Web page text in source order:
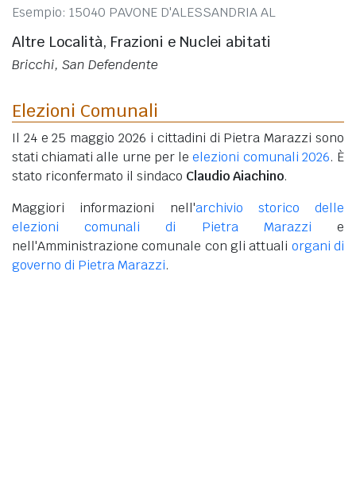
Esempio: 15040 PAVONE D'ALESSANDRIA AL
Altre Località, Frazioni e Nuclei abitati
Bricchi, San Defendente
Elezioni Comunali
Il 24 e 25 maggio 2026 i cittadini di Pietra Marazzi sono
stati chiamati alle urne per leelezioni comunali 2026. È
stato riconfermato il sindaco Claudio Aiachino.
Maggiori informazioni nell'archivio storico delle
elezioni comunali di Pietra Marazzi e
nell'Amministrazione comunale con gli attuali organi di
governo di Pietra Marazzi.